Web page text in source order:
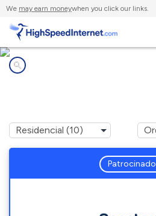
We may earn moneywhen you click our links.
Patrocinado